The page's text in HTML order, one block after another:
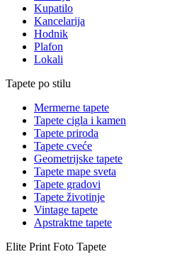
Kupatilo
Kancelarija
Hodnik
Plafon
Lokali
Tapete po stilu
Mermerne tapete
Tapete cigla i kamen
Tapete priroda
Tapete cveće
Geometrijske tapete
Tapete mape sveta
Tapete gradovi
Tapete životinje
Vintage tapete
Apstraktne tapete
Elite Print Foto Tapete